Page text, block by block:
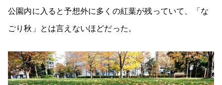
公園内に入ると予想外に多くの紅葉が残っていて、「な
ごり秋」とは言えないほどだった。